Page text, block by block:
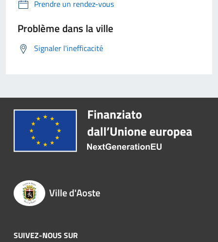
Prendre un rendez-vous
Problème dans la ville
Signaler l'inefficacité
Ville d'Aoste
SUIVEZ-NOUS SUR